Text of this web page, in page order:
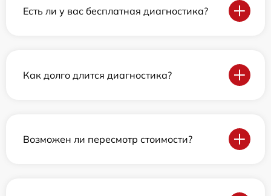
Есть ли у вас бесплатная диагностика?
Как долго длится диагностика?
Возможен ли пересмотр стоимости?